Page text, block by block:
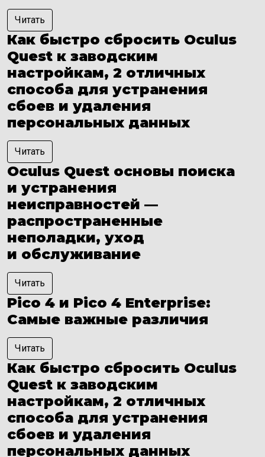
Читать
Как быстро сбросить Oculus
Quest к заводским
настройкам, 2 отличных
способа для устранения
сбоев и удаления
персональных данных
Читать
Oculus Quest основы поиска
и устранения
неисправностей —
распространенные
неполадки, уход
и обслуживание
Читать
Pico 4 и Pico 4 Enterprise:
Самые важные различия
Читать
Как быстро сбросить Oculus
Quest к заводским
настройкам, 2 отличных
способа для устранения
сбоев и удаления
персональных данных